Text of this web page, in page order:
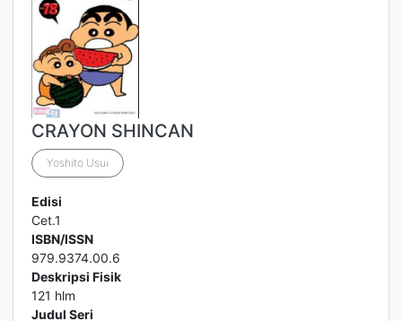
CRAYON SHINCAN
Yoshito Usui
Edisi
Cet.1
ISBN/ISSN
979.9374.00.6
Deskripsi Fisik
121 hlm
Judul Seri